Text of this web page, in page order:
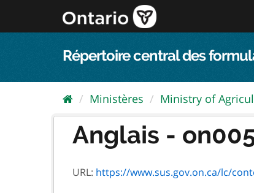
au
Répertoire central des
Ministères Ministry of
Anglais -
URL: https://www.sus.gov.on.ca/lc/